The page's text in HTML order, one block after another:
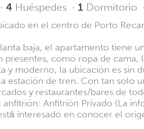
· 4 Huéspedes · 1 Dormitorio ·
en el centro de Porto
baja, el apartamento tiene
presentes, como ropa de
y moderno, la ubicación es
estación de tren. Con tan solo
y restaurantes/bares de
Anfitrión Privado (La
interesado en conocer el